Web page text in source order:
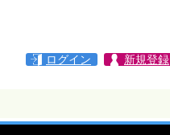
ログイン 新規登録